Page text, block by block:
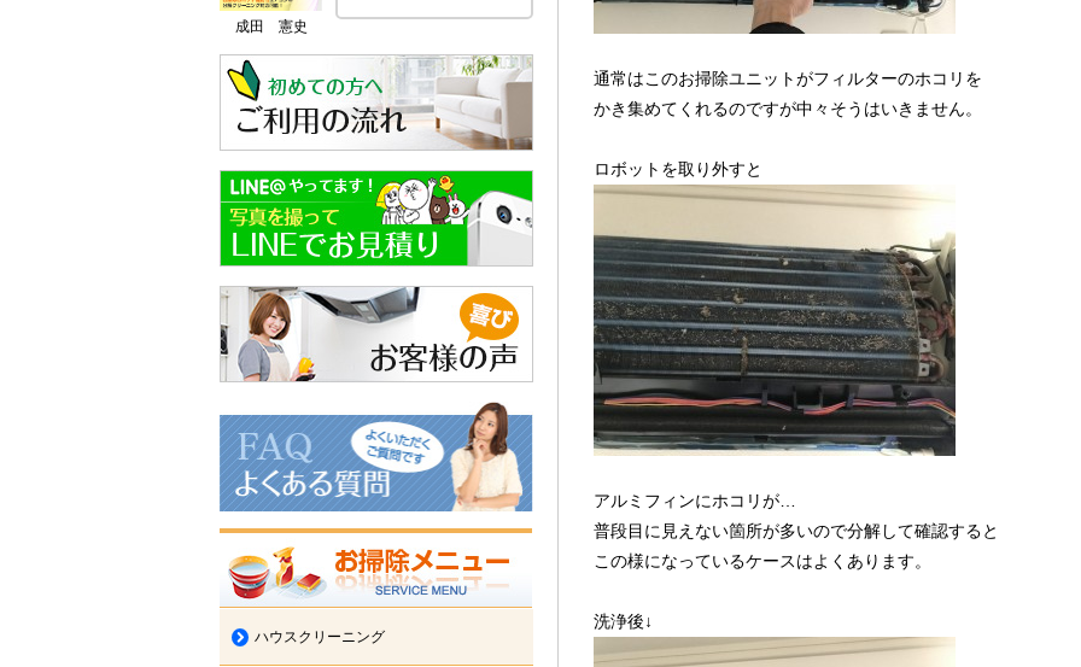
通常はこのお掃除ユニットがフィルターのホコリを
かき集めてくれるのですが中々そうはいきません。
ロボットを取り外すと
アルミフィンにホコリが…
普段目に見えない箇所が多いので分解して確認すると
この様になっているケースはよくあります。
洗浄後↓
成田 憲史
ハウスクリーニング